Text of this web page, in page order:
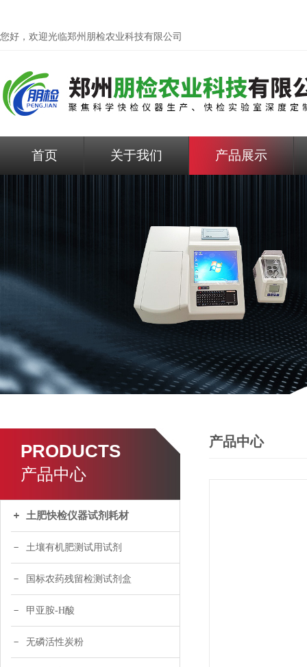
您好，欢迎光临郑州朋检农业科技有限公司
首页 关于我们 产品展示
PRODUCTS
产品中心
土肥快检仪器试剂耗材
土壤有机肥测试用试剂
国标农药残留检测试剂盒
甲亚胺-H酸
无磷活性炭粉
产品中心